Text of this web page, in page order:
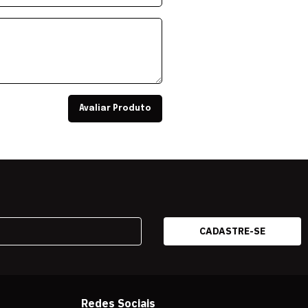
Avaliar Produto
Redes Sociais